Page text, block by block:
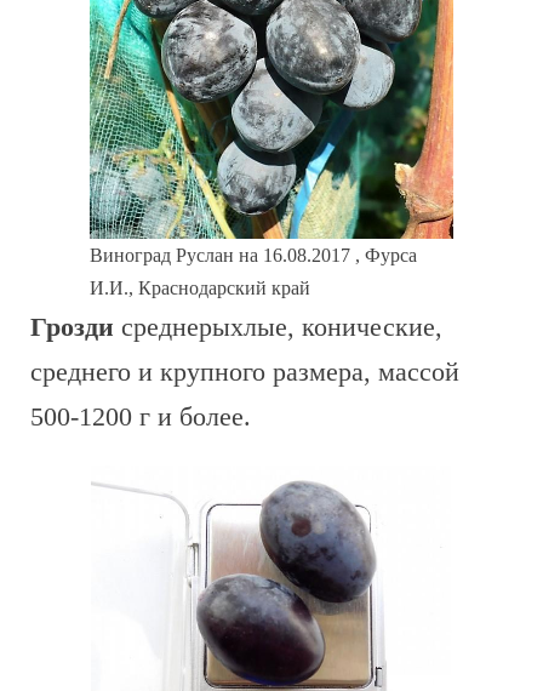
Виноград Руслан на 16.08.2017 , Фурса
И.И., Краснодарский край
Грозди среднерыхлые, конические,
среднего и крупного размера, массой
500-1200 г и более.